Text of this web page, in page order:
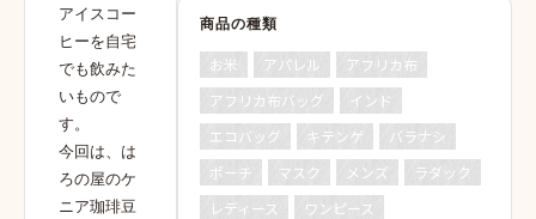
アイスコー
ヒーを自宅
でも飲みた
いもので
す。
今回は、は
ろの屋のケ
ニア珈琲豆
商品の種類
お米 アパレル
アフリカ布
アフリカ布バッグ
インド
エコバッグ
キテンゲ
バラナシ
ポーチ
マスク メンズ
ラダック
レディース
ワンピース